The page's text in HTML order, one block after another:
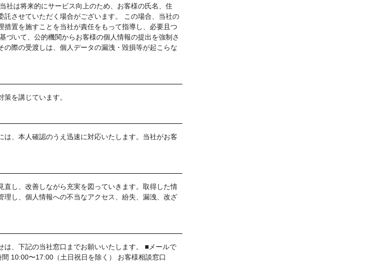
社は将来的にサービス向上のため、お客様の氏名、住
させていただく場合がございます。 この場合、当社の
置を施すことを当社が責任をもって指導し、必要且つ
づいて、公的機関からお客様の個人情報の提出を強制さ
際の受渡しは、個人データの漏洩・毀損等が起こらな
を講じています。
、本人確認のうえ迅速に対応いたします。当社がお客
し、改善しながら充実を図っていきます。取得した情
し、個人情報への不当なアクセス、紛失、漏洩、改ざ
、下記の当社窓口までお願いいたします。 ■メールで
10:00〜17:00（土日祝日を除く） お客様相談窓口